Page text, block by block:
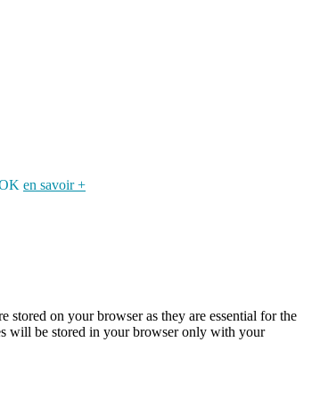
en savoir +
stored on your browser as they are essential for the
will be stored in your browser only with your